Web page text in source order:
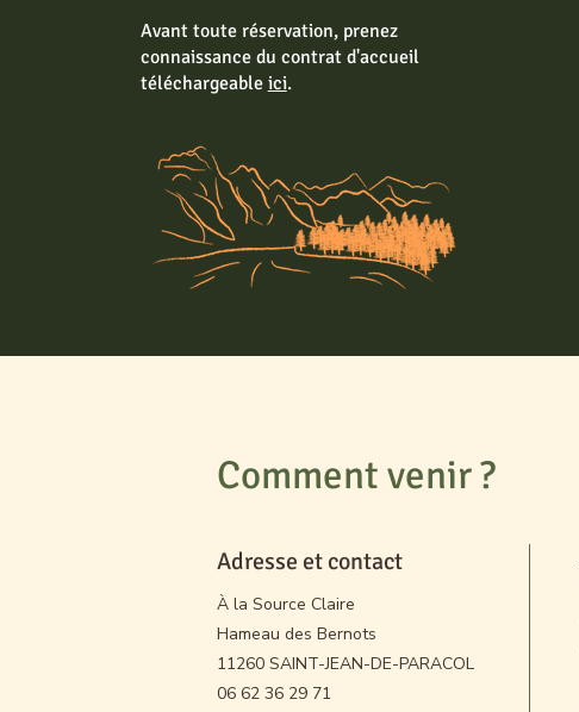
Avant toute réservation, prenez
connaissance du contrat d'accueil
téléchargeable ici.
Comment venir ?
Adresse et contact
À la Source Claire
Hameau des Bernots
11260 SAINT-JEAN-DE-PARACOL
06 62 36 29 71